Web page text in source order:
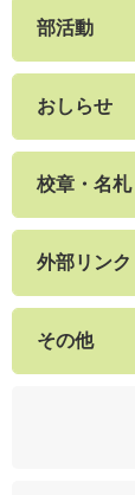
部活動
おしらせ
校章・名
外部リンク
その他